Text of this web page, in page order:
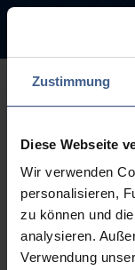
Zustimmung
Diese Webseite
Wir verwenden
personalisieren,
zu können und
analysieren.
Verwendung
Sorry,
available.
The link you followed
removed.